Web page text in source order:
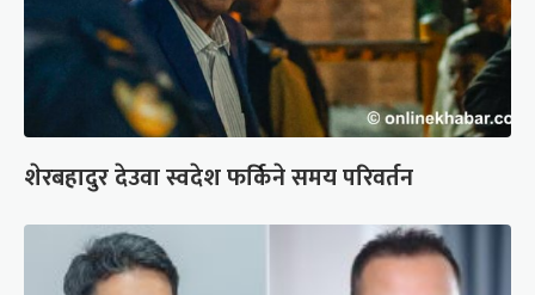
शेरबहादुर देउवा स्वदेश फर्किने समय परिवर्तन